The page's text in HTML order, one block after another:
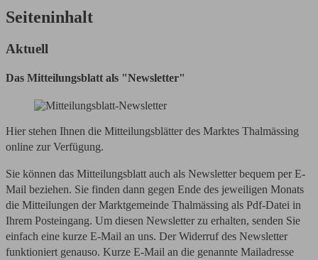
Seiteninhalt
Aktuell
Das Mitteilungsblatt als "Newsletter"
Hier stehen Ihnen die Mitteilungsblätter des Marktes Thalmässing
online zur Verfügung.
Sie können das Mitteilungsblatt auch als Newsletter bequem per E-
Mail beziehen. Sie finden dann gegen Ende des jeweiligen Monats
die Mitteilungen der Marktgemeinde Thalmässing als Pdf-Datei in
Ihrem Posteingang. Um diesen Newsletter zu erhalten, senden Sie
einfach eine kurze E-Mail an uns. Der Widerruf des Newsletter
funktioniert genauso. Kurze E-Mail an die genannte Mailadresse